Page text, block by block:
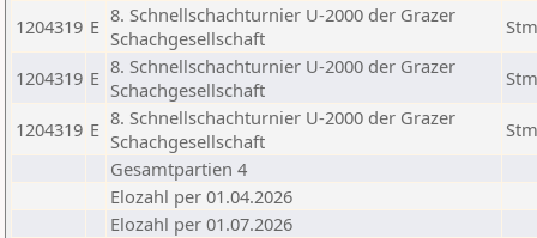
1204319 E 8. Schnellschachturnier U-2000 der Grazer
Schachgesellschaft
1204319 E 8. Schnellschachturnier U-2000 der Grazer
Schachgesellschaft
1204319 E 8. Schnellschachturnier U-2000 der Grazer
Schachgesellschaft
Gesamtpartien 4
Elozahl per 01.04.2026
Elozahl per 01.07.2026